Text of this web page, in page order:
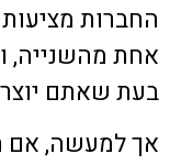
החברות
אחת מהשנייה,
בעת שאתם
אך למעשה, אם